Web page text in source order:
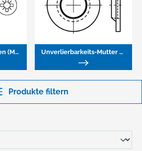
Spanplattenschrauben (Messing) Unverlierbarkeits-Mutter und-Scheibe (Kuststoff)
Produkte filtern